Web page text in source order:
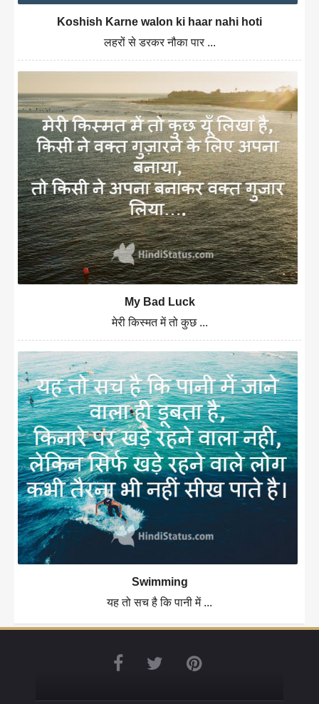
Koshish Karne walon ki haar nahi hoti
लहरों से डरकर नौका पार ...
My Bad Luck
मेरी किस्मत में तो कुछ ...
Swimming
यह तो सच है कि पानी में ...